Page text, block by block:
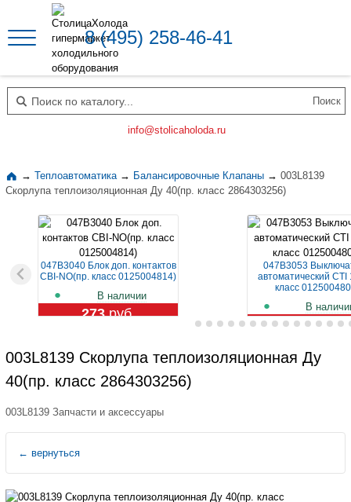
8 (495) 258-46-41
Поиск по каталогу
info@stolicaholoda.ru
→ Теплоавтоматика → Балансировочные Клапаны → 003L8139
Скорлупа теплоизоляционная Ду 40(пр. класс 2864303256)
047B3040 Блок доп. контактов
CBI-NO(пр. класс 0125004814)
В наличии
273руб.
047B3053
автоматический CTI
класс
В
1 129 руб.
003L8139 Скорлупа теплоизоляционная Ду
40(пр. класс 2864303256)
003L8139 Запчасти и аксессуары
← вернуться